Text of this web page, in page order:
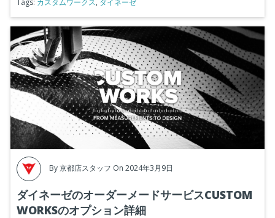
Tags: カスタムワークス, ダイネーゼ
By京都店スタッフ On 2024年3月9日
ダイネーゼのオーダーメードサービスCUSTOM
WORKSのオプション詳細